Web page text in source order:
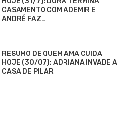
CASAMENTO COM ADEMIR E
ANDRÉ FAZ…
RESUMO DE QUEM AMA CUIDA
HOJE (30/07): ADRIANA INVADE A
CASA DE PILAR